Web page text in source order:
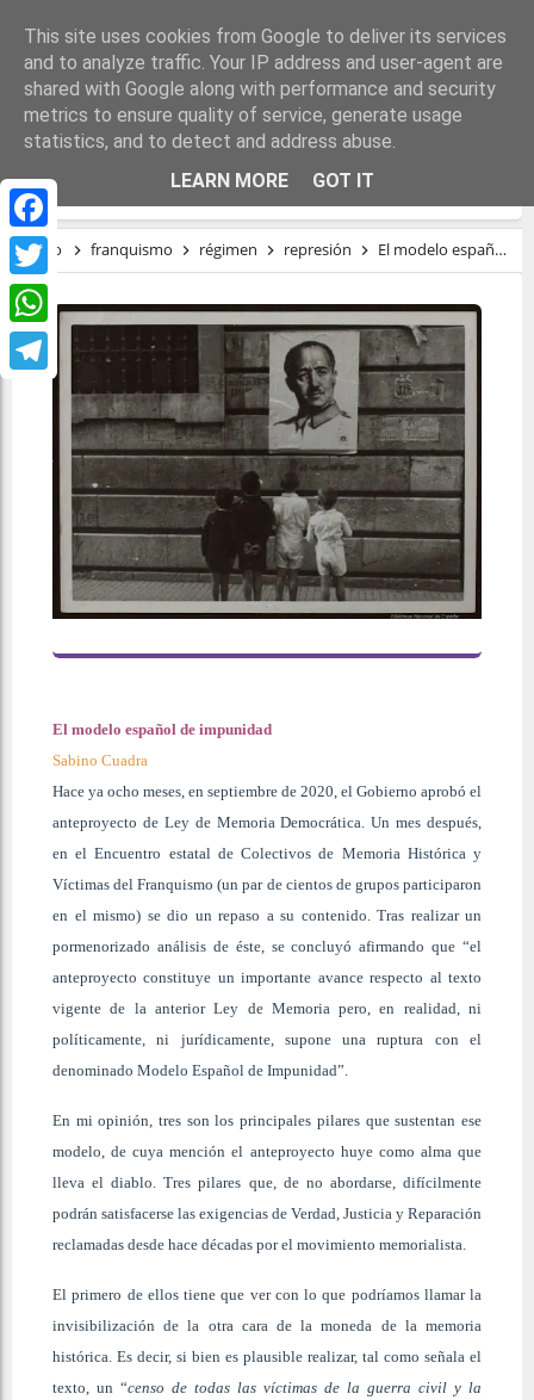
Facebook
Twitter
WhatsApp
Telegram
EL MODELO ESPAÑOL DE IMPUNIDAD
Inicio franquismo régimen represión El modelo español de impunidad
El modelo español de impunidad
Sabino Cuadra
Hace ya ocho meses, en septiembre de 2020, el Gobierno aprobó el
anteproyecto de Ley de Memoria Democrática. Un mes después,
en el Encuentro estatal de Colectivos de Memoria Histórica y
Víctimas del Franquismo (un par de cientos de grupos participaron
en el mismo) se dio un repaso a su contenido. Tras realizar un
pormenorizado análisis de éste, se concluyó afirmando que “el
anteproyecto constituye un importante avance respecto al texto
vigente de la anterior Ley de Memoria pero, en realidad, ni
políticamente, ni jurídicamente, supone una ruptura con el
denominado Modelo Español de Impunidad”.
En mi opinión, tres son los principales pilares que sustentan ese
modelo, de cuya mención el anteproyecto huye como alma que
lleva el diablo. Tres pilares que, de no abordarse, difícilmente
podrán satisfacerse las exigencias de Verdad, Justicia y Reparación
reclamadas desde hace décadas por el movimiento memorialista.
El primero de ellos tiene que ver con lo que podríamos llamar la
invisibilización de la otra cara de la moneda de la memoria
histórica. Es decir, si bien es plausible realizar, tal como señala el
texto, un “censo de todas las víctimas de la guerra civil y la
This site uses cookies from Google to deliver its services
and to analyze traffic. Your IP address and user-agent are
shared with Google along with performance and security
metrics to ensure quality of service, generate usage
statistics, and to detect and address abuse.
LEARN MORE
GOT IT